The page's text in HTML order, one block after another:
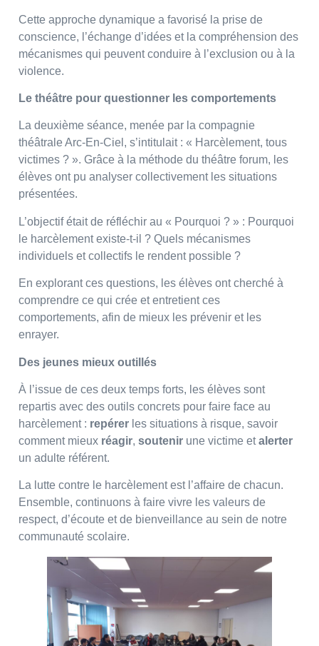
Cette approche dynamique a favorisé la prise de
conscience, l’échange d’idées et la compréhension des
mécanismes qui peuvent conduire à l’exclusion ou à la
violence.
Le théâtre pour questionner les comportements
La deuxième séance, menée par la compagnie
théâtrale Arc-En-Ciel, s’intitulait : « Harcèlement, tous
victimes ? ». Grâce à la méthode du théâtre forum, les
élèves ont pu analyser collectivement les situations
présentées.
L’objectif était de réfléchir au « Pourquoi ? » : Pourquoi
le harcèlement existe-t-il ? Quels mécanismes
individuels et collectifs le rendent possible ?
En explorant ces questions, les élèves ont cherché à
comprendre ce qui crée et entretient ces
comportements, afin de mieux les prévenir et les
enrayer.
Des jeunes mieux outillés
À l’issue de ces deux temps forts, les élèves sont
repartis avec des outils concrets pour faire face au
harcèlement : repérer les situations à risque, savoir
comment mieux réagir, soutenir une victime etalerter
un adulte référent.
La lutte contre le harcèlement est l’affaire de chacun.
Ensemble, continuons à faire vivre les valeurs de
respect, d’écoute et de bienveillance au sein de notre
communauté scolaire.